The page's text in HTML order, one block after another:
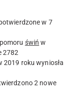
w 7
świń w
2782
2019 roku wyniosła
2 nowe